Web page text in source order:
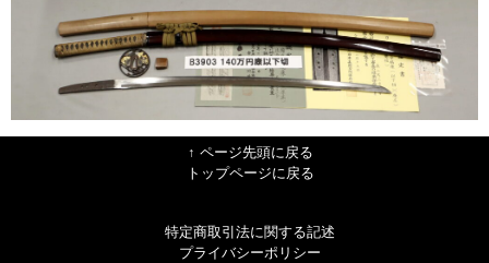
↑ ページ先頭に戻る
トップページに戻る
特定商取引法に関する記述
プライバシーポリシー